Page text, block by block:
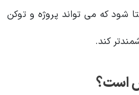
شود که می تواند پروژه و توکن
است؟